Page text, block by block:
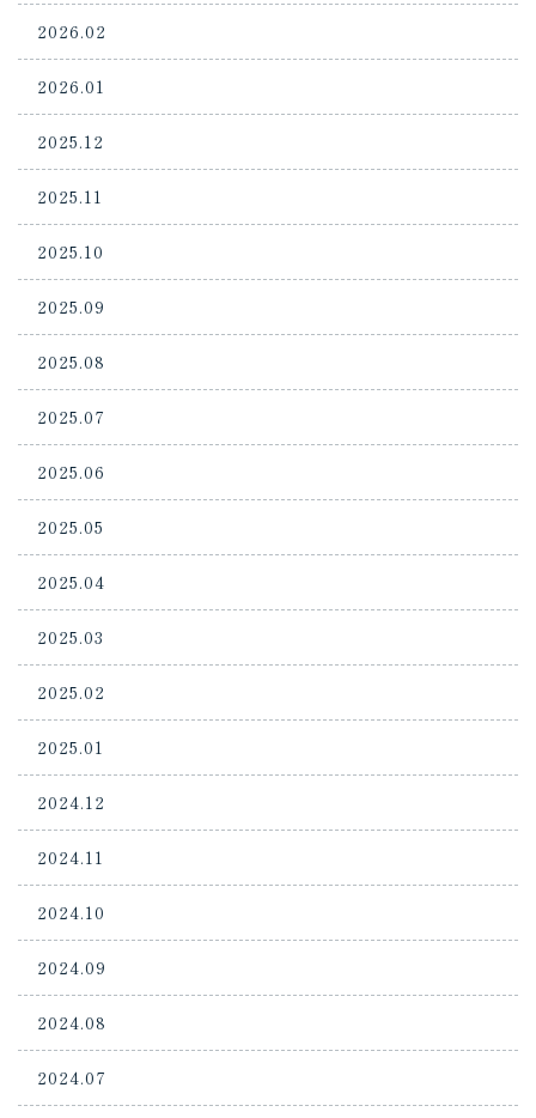
2026.02
2026.01
2025.12
2025.11
2025.10
2025.09
2025.08
2025.07
2025.06
2025.05
2025.04
2025.03
2025.02
2025.01
2024.12
2024.11
2024.10
2024.09
2024.08
2024.07